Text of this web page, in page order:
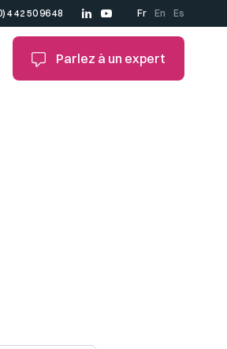
4 42 50 96 48 Fr En Es
Parlez à un expert